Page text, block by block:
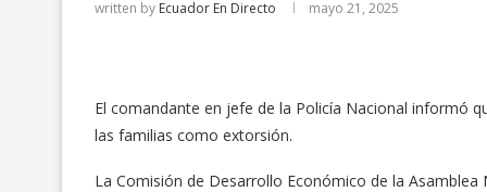
written by Ecuador En Directo mayo 21, 2025
El comandante en jefe de la Policía Nacional informó
las familias como extorsión.
La Comisión de Desarrollo Económico de la